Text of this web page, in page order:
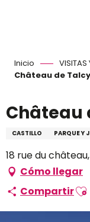
Inicio VISITAS
Château de Talcy
Château
CASTILLO PARQUE Y
18 rue du
Cómo llegar
Compartir